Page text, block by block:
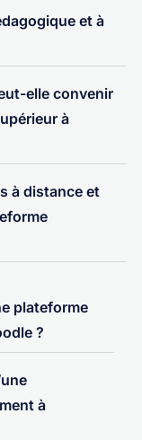
et à
elle convenir
à
à distance et
plateforme
?
à